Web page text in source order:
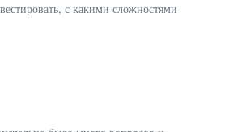
с какими сложностями